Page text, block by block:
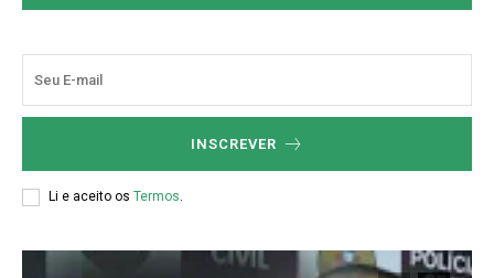
INSCREVER
Li e aceito os Termos.